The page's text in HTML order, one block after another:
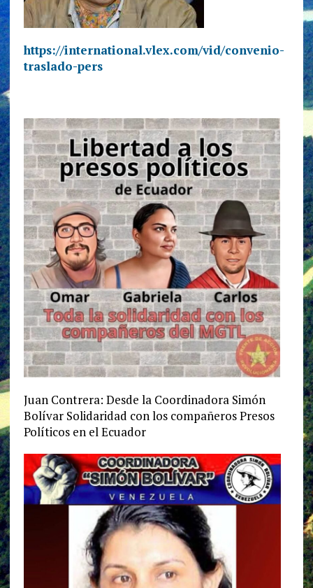
https://international.vlex.com/vid/convenio-
traslado-pers
Juan Contrera: Desde la Coordinadora Simón
Bolívar Solidaridad con los compañeros Presos
Políticos en el Ecuador